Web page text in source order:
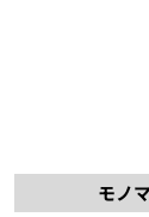
モノ